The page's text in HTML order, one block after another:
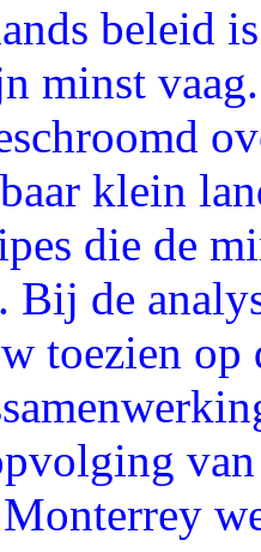
beleid
minst
klein
die de
Bij de
toezien op